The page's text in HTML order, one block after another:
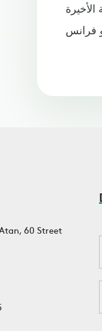
60 Street